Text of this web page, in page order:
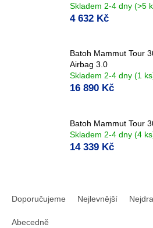
Skladem 2-4 dny (>5
4 632 Kč
Batoh Mammut Tour
Airbag 3.0
Skladem 2-4 dny (1
16 890 Kč
Batoh Mammut Tour
Skladem 2-4 dny (4
14 339 Kč
Doporučujeme Nejlevnější
Abecedně